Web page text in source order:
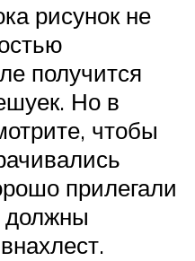
рисунок не
получится
Но в
чтобы
прилегали
должны